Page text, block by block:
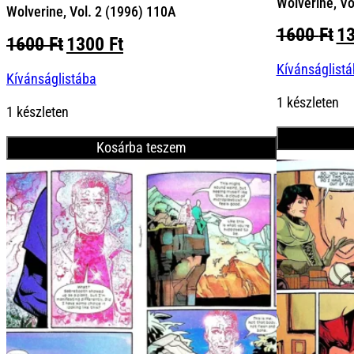
Wolverine, Vol. 2 (1996) 110A
1600FtOriginal
was:
1300 FtCurrent
Kívánságlistába
1 készleten
Kosárba teszem
1600Ft
1 készleten